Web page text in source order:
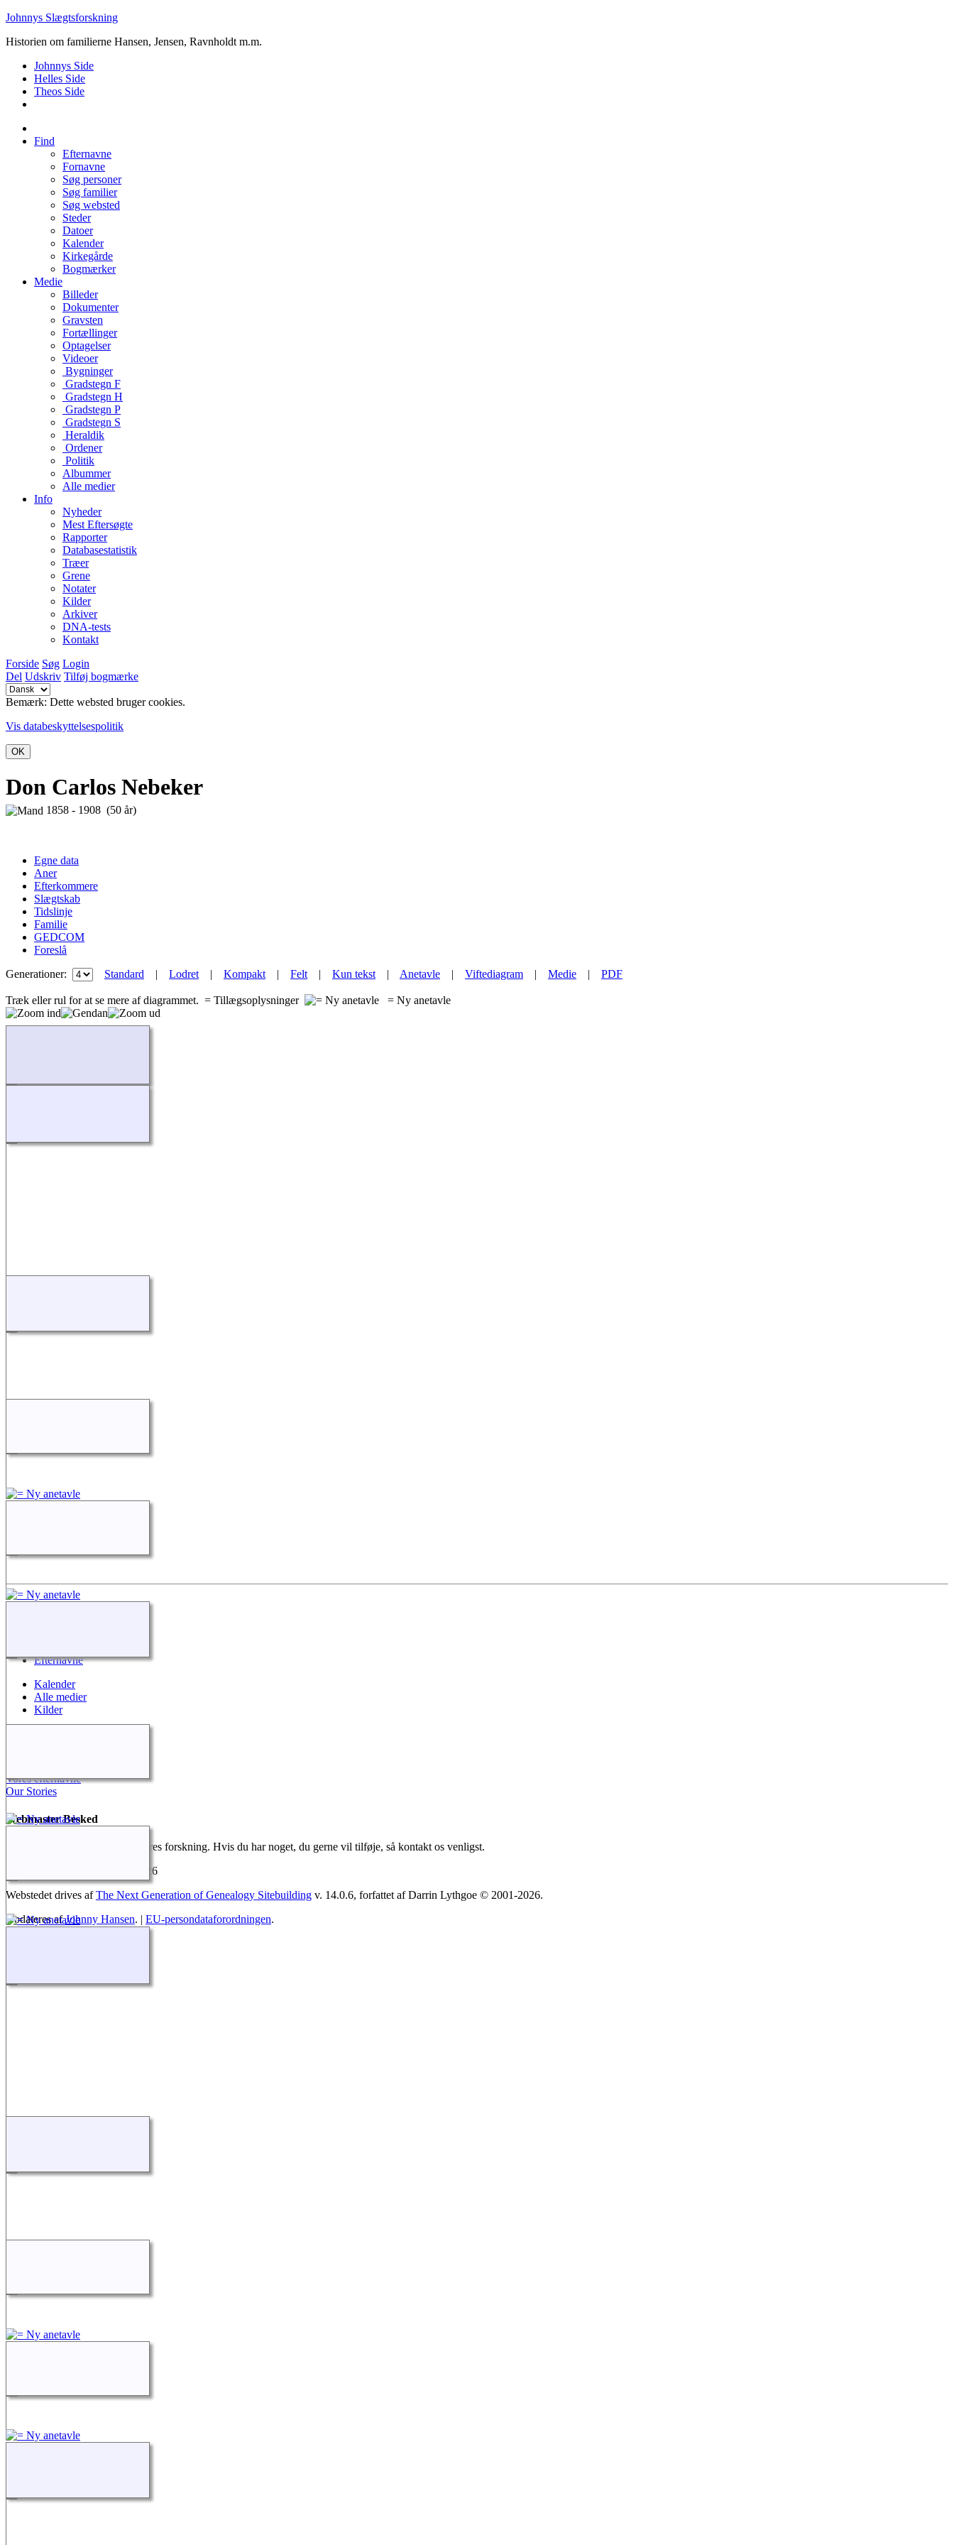
Johnnys Slægtsforskning
Historien om familierne Hansen, Jensen, Ravnholdt m.m.
Johnnys Side
Helles Side
Theos Side
Find
Efternavne
Fornavne
Søg personer
Søg familier
Søg websted
Steder
Datoer
Kalender
Kirkegårde
Bogmærker
Medie
Billeder
Dokumenter
Gravsten
Fortællinger
Optagelser
Videoer
Bygninger
Gradstegn F
Gradstegn H
Gradstegn P
Gradstegn S
Heraldik
Ordener
Politik
Albummer
Alle medier
Info
Nyheder
Mest Eftersøgte
Rapporter
Databasestatistik
Træer
Grene
Notater
Kilder
Arkiver
DNA-tests
Kontakt
Forside Søg Login
Del Udskriv Tilføj bogmærke
Bemærk: Dette websted bruger cookies.
Vis databeskyttelsespolitik
OK
Don Carlos Nebeker
1858 - 1908 (50 år)
Egne data
Aner
Efterkommere
Slægtskab
Tidslinje
Familie
GEDCOM
Foreslå
Generationer:
Standard | Lodret| Kompakt| Felt| Kun tekst| Anetavle | Viftediagram | Medie | PDF
Træk eller rul for at se mere af diagrammet. = Tillægsoplysninger = Ny anetavle
Efternavne
Kalender
Alle medier
Kilder
Vores efternavne
Our Stories
Webmaster Besked
Vi gør alt for at dokumentere vores forskning. Hvis du har noget, du gerne vil tilføje, så kontakt os venligst.
2026
Webstedet drives afThe Next Generation of Genealogy Sitebuilding v. 14.0.6, forfattet af Darrin Lythgoe © 2001-2026.
Opdateres afJohnny Hansen. | EU-persondataforordningen.